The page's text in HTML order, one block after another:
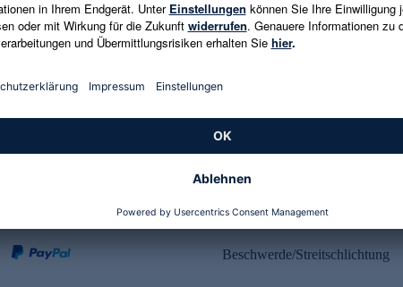
Rechtliches
Beschwerde/Streitschlichtung